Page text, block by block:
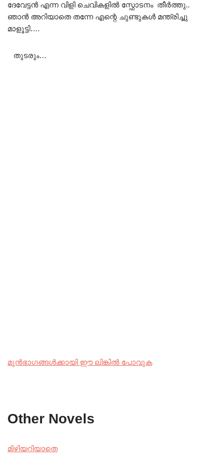
ദേവേട്ടൻ എന്ന വിളി ചെവികളിൽ സ്ഫോടനം തീർത്തു..
ഞാൻ അറിയാതെ തന്നേ എന്റെ ചുണ്ടുകൾ മന്ത്രിച്ചു
മാളൂട്ടി….
തുടരും…
മുൻഭാഗങ്ങൾക്കായി ഈ ലിങ്കിൽ പോവുക
Other Novels
മിഴിയറിയാതെ